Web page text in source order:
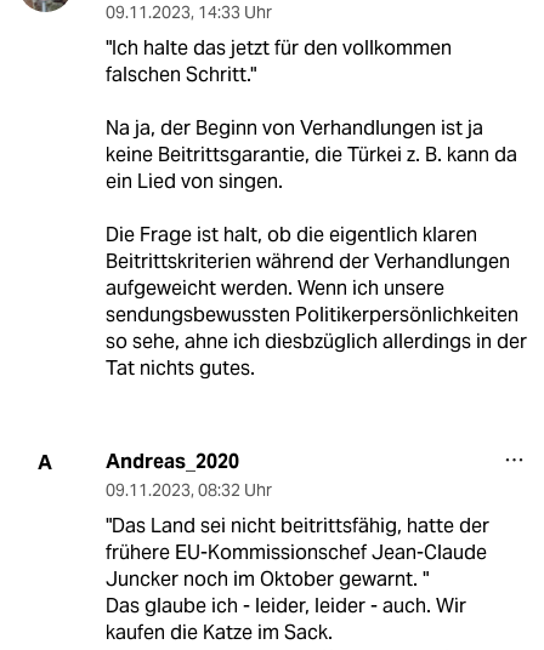
09.11.2023, 14:33 Uhr
"Ich halte das jetzt für den vollkommen
falschen Schritt."
Na ja, der Beginn von Verhandlungen ist ja
keine Beitrittsgarantie, die Türkei z. B. kann da
ein Lied von singen.
Die Frage ist halt, ob die eigentlich klaren
Beitrittskriterien während der Verhandlungen
aufgeweicht werden. Wenn ich unsere
sendungsbewussten Politikerpersönlichkeiten
so sehe, ahne ich diesbzüglich allerdings in der
Tat nichts gutes.
A Andreas_2020
09.11.2023, 08:32 Uhr
"Das Land sei nicht beitrittsfähig, hatte der
frühere EU-Kommissionschef Jean-Claude
Juncker noch im Oktober gewarnt. "
Das glaube ich - leider, leider - auch. Wir
kaufen die Katze im Sack.